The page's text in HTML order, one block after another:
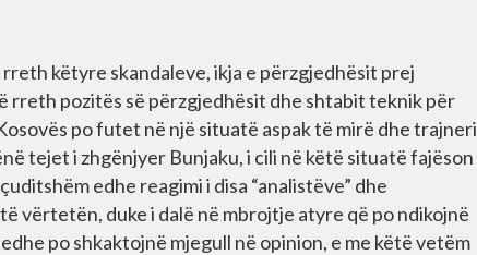
këtyre skandaleve, ikja e përzgjedhësit prej
rreth pozitës së përzgjedhësit dhe shtabit teknik për
po futet në një situatë aspak të mirë dhe trajneri
tejet i zhgënjyer Bunjaku, i cili në këtë situatë fajëson
edhe reagimi i disa “analistëve” dhe
vërtetën, duke i dalë në mbrojtje atyre që po ndikojnë
po shkaktojnë mjegull në opinion, e me këtë vetëm